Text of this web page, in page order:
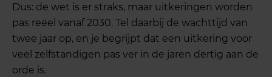
Dus: de wet is er straks, maar uitkeringen worden
pas reëel vanaf 2030. Tel daarbij de wachttijd van
twee jaar op, en je begrijpt dat een uitkering voor
veel zelfstandigen pas ver in de jaren dertig aan de
orde is.